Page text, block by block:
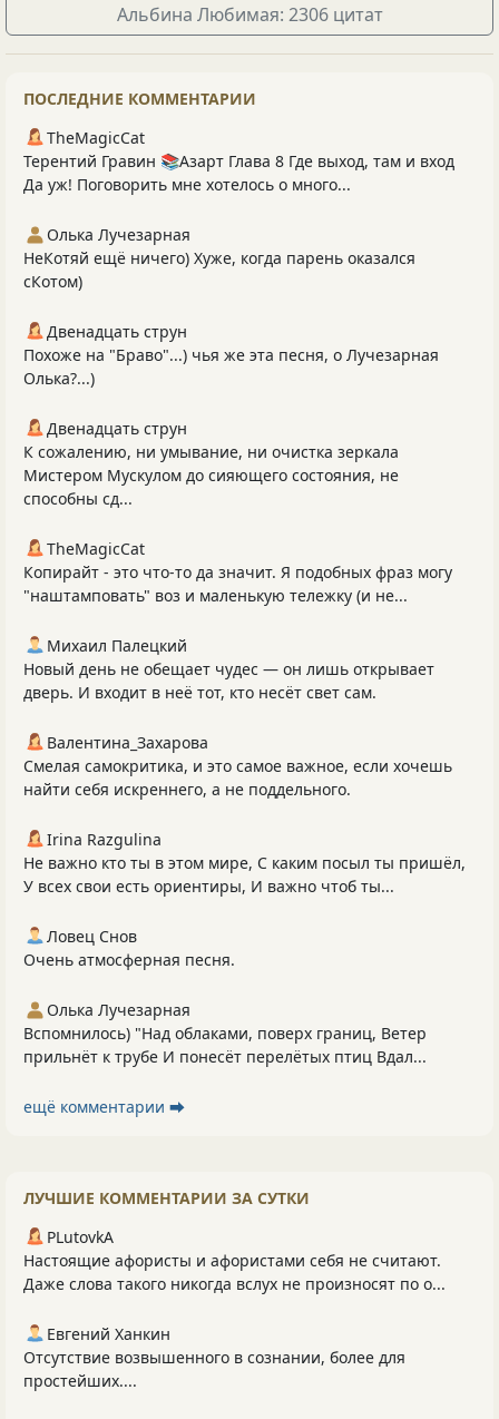
Альбина Любимая: 2306 цитат
ПОСЛЕДНИЕ КОММЕНТАРИИ
TheMagicCat
Терентий Гравин 📚Азарт Глава 8 Где выход, там и вход
Да уж! Поговорить мне хотелось о много...
Олька Лучезарная
НеКотяй ещё ничего) Хуже, когда парень оказался
сКотом)
Двенадцать струн
Похоже на "Браво"...) чья же эта песня, о Лучезарная
Олька?...)
Двенадцать струн
К сожалению, ни умывание, ни очистка зеркала
Мистером Мускулом до сияющего состояния, не
способны сд...
TheMagicCat
Копирайт - это что-то да значит. Я подобных фраз могу
"наштамповать" воз и маленькую тележку (и не...
Михаил Палецкий
Новый день не обещает чудес — он лишь открывает
дверь. И входит в неё тот, кто несёт свет сам.
Валентина_Захарова
Смелая самокритика, и это самое важное, если хочешь
найти себя искреннего, а не поддельного.
Irina Razgulina
Не важно кто ты в этом мире, С каким посыл ты пришёл,
У всех свои есть ориентиры, И важно чтоб ты...
Ловец Снов
Очень атмосферная песня.
Олька Лучезарная
Вспомнилось) "Над облаками, поверх границ, Ветер
прильнёт к трубе И понесёт перелётых птиц Вдал...
ещё комментарии ⮕
ЛУЧШИЕ КОММЕНТАРИИ ЗА СУТКИ
PLutоvkА
Настоящие афористы и афористами себя не считают.
Даже слова такого никогда вслух не произносят по о...
Евгений Ханкин
Отсутствие возвышенного в сознании, более для
простейших....